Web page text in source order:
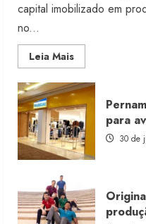
capital imobilizado em
no...
Leia MaisRead
more
Morena
Rosa
lança
franquia
com
estoque
consignado
para
30 de